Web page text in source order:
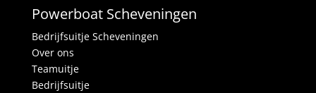
Powerboat Scheveningen
Bedrijfsuitje Scheveningen
Over ons
Teamuitje
Bedrijfsuitje